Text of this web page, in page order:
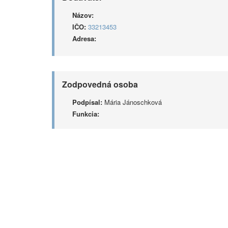
Názov:
IČO: 33213453
Adresa:
Zodpovedná osoba
Podpísal: Mária Jánoschková
Funkcia: